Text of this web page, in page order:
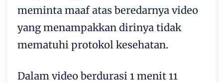
meminta maaf atas beredarnya video
yang menampakkan dirinya tidak
mematuhi protokol kesehatan.
Dalam video berdurasi 1 menit 11